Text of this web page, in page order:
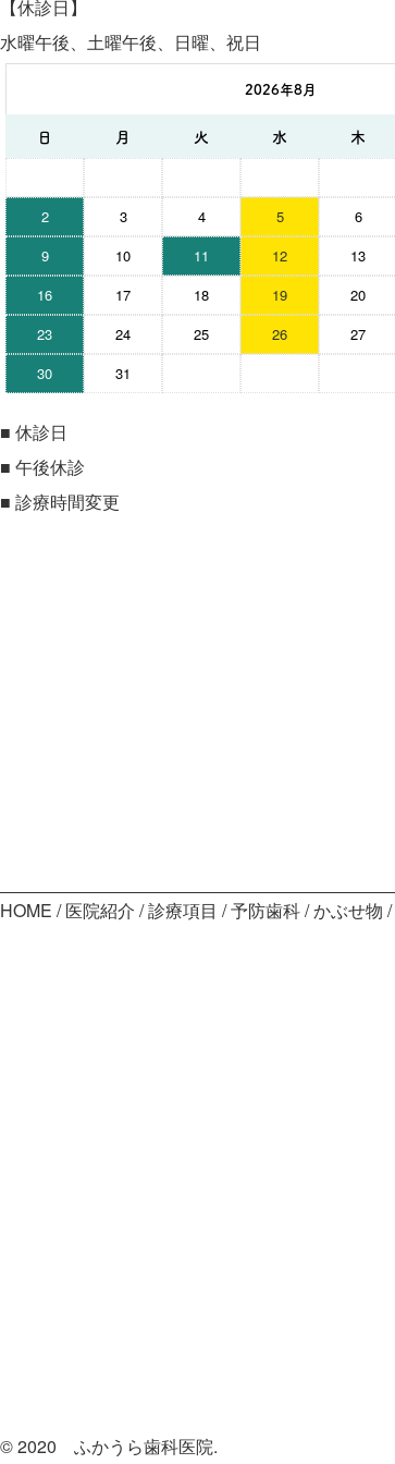
【休診日】
水曜午後、土曜午後、日曜、祝日
2026年8月
日 月 火 水 木
2
3 4 5 6
9
10 11 12 13
16
17 18 19 20
23
24 25 26 27
30
31
■ 休診日
■ 午後休診
■ 診療時間変更
HOME 医院紹介 診療項目 予防歯科 かぶせ物
© 2020 ふかうら歯科医院.